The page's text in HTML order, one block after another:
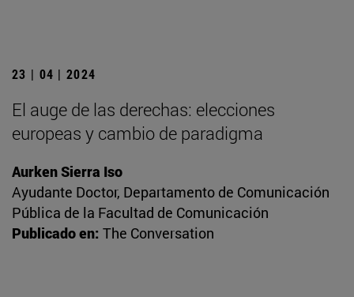
23 | 04 | 2024
El auge de las derechas: elecciones
europeas y cambio de paradigma
Aurken Sierra Iso
Ayudante Doctor, Departamento de Comunicación
Pública de la Facultad de Comunicación
Publicado en: The Conversation